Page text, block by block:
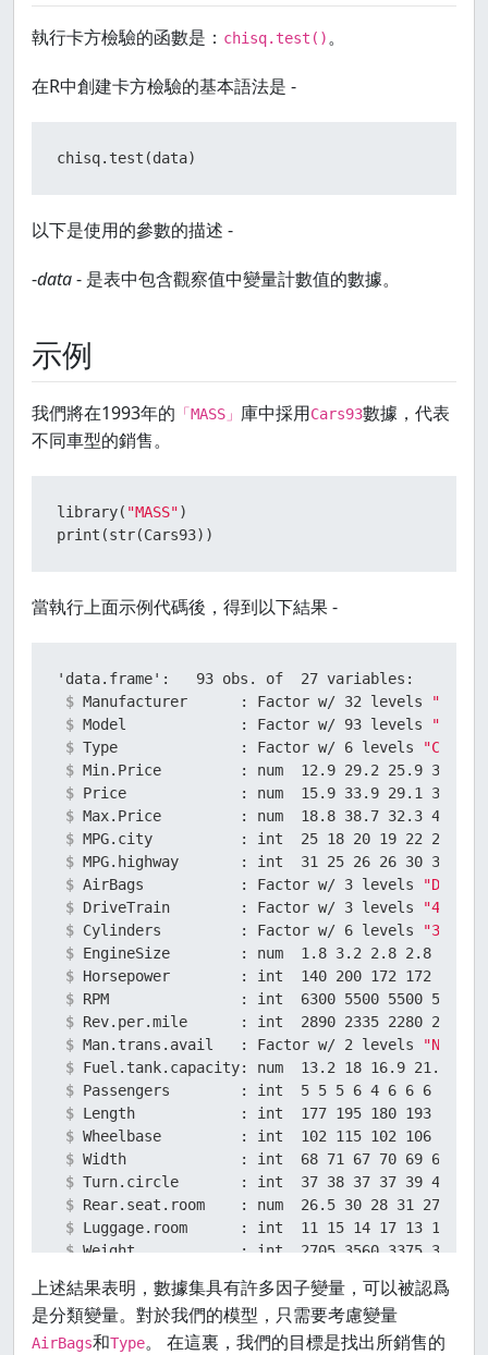
執行卡方檢驗的函數是： chisq.test()。
在R中創建卡方檢驗的基本語法是 -
chisq.test (data)
以下是使用的參數的描述 -
-data- 是表中包含觀察值中變量計數值的數據。
示例
我們將在1993年的 「MASS」 庫中採用Cars93數據，代表
不同車型的銷售。
library( "MASS")
print (str(Cars93) )
當執行上面示例代碼後，得到以下結果 -
$ Manufacturer      : Factor w/ 32 levels
$ Model             : Factor w/ 93 levels "100"
$ Type              : Factor w/ 6 levels
$ Min.Price         : num  12.9 29.2 25.9 30.8
$ Price             : num  15.9 33.9 29.1 37.7
$ Max.Price         : num  18.8 38.7 32.3 44.6
$ MPG.city          : int  25 18 20 19 22 22 19
$ MPG.highway       : int  31 25 26 26 30 31 28
$ AirBags           : Factor w/ 3 levels
"Driver
$ DriveTrain        : Factor w/ 3 levels "4WD"
$ Cylinders         : Factor w/ 6 levels "3"
$ EngineSize        : num  1.8 3.2 2.8 2.8 3.5
$ Horsepower        : int  140 200 172 172 208
$ RPM               : int  6300 5500 5500 5500
$ Rev.per.mile      : int  2890 2335 2280 2535
$ Man.trans.avail   : Factor w/ 2 levels "No"
$ Fuel.tank.capacity: num  13.2 18 16.9 21.1
$ Passengers        : int  5 5 5 6 4 6 6 6 5 6
$ Length            : int  177 195 180 193 186
$ Wheelbase         : int  102 115 102 106 109
$ Width             : int  68 71 67 70 69 69 74
$ Turn.circle       : int  37 38 37 37 39 41 42
$ Rear.seat.room    : num  26.5 30 28 31 27 28
$ Luggage.room      : int  11 15 14 17 13 16 17
$ Weight            : int  2705 3560 3375 3405
$ Make              : Factor w/ 93 levels
NULL
上述結果表明，數據集具有許多因子變量，可以被認爲
是分類變量。對於我們的模型，只需要考慮變量
AirBags和Type。 在這裏，我們的目標是找出所銷售的